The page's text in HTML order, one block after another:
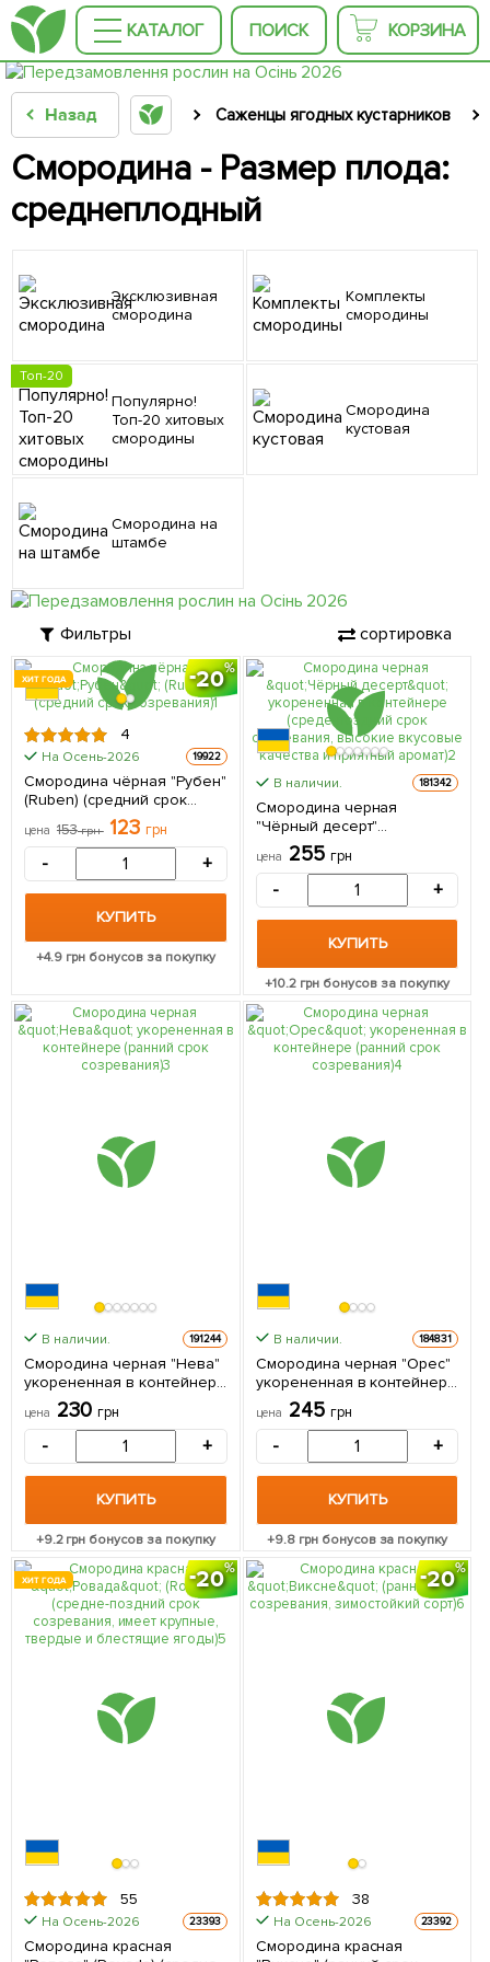
КАТАЛОГ ПОИСК КОРЗИНА
Назад Саженцы ягодных кустарников
Смородина - Размер плода:
среднеплодный
Эксклюзивная
смородина
Комплекты
смородины
Топ-20
Популярно!
Топ-20 хитовых
смородины
Смородина
кустовая
Смородина на
штамбе
Фильтры сортировка
20
ХИТ ГОДА
4
На Осень-2026 19922
Смородина чёрная "Рубен"
(Ruben) (средний срок
созревания) 1 саженец в
упаковке
цена 153грн 123 грн
- +
КУПИТЬ
+4.9 грн бонусов за покупку
В наличии. 181342
Смородина черная
"Чёрный десерт"
укорененная в контейнере
(среде-поздний срок
созревания, высокие
вкусовые качества и
приятный аромат) 1
саженец в упаковке
цена 255 грн
- +
КУПИТЬ
+10.2 грн бонусов за покупку
В наличии. 191244
Смородина черная "Нева"
укорененная в контейнере
(ранний срок созревания) 1
саженец в упаковке
цена 230 грн
- +
КУПИТЬ
+9.2грн бонусов за покупку
В наличии. 184831
Смородина черная "Орес"
укорененная в контейнере
(ранний срок созревания) 1
саженец в упаковке
цена 245 грн
- +
КУПИТЬ
+9.8грн бонусов за покупку
20
ХИТ ГОДА
55
На Осень-2026 23393
Смородина красная
20
38
На Осень-2026 23392
Смородина красная